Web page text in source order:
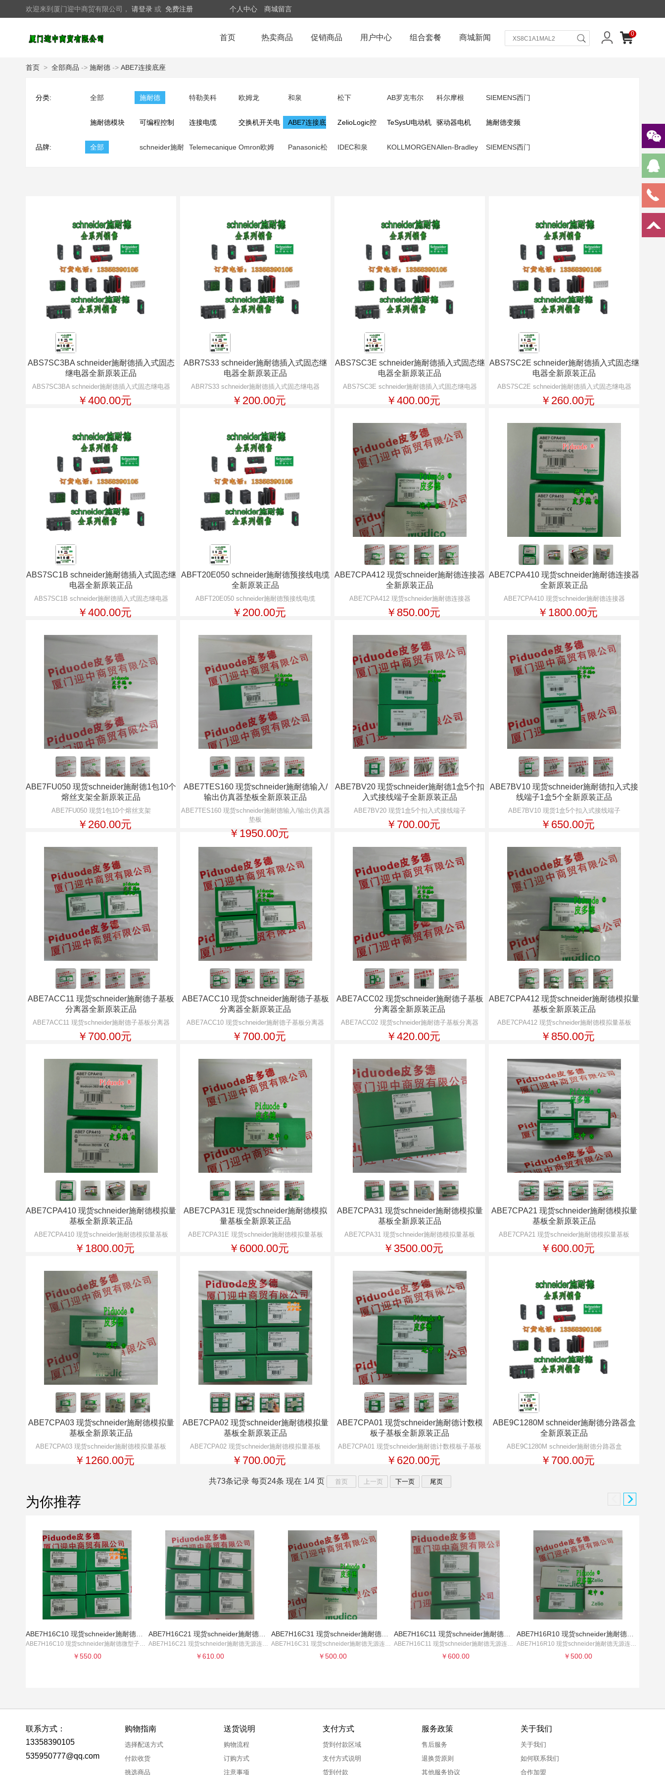
欢迎来到厦门迎中商贸有限公司， 请登录 或 免费注册 个人中心 商城留言
0
首页 热卖商品 促销商品 用户中心 组合套餐 商城新闻
首页 > 全部商品 -> 施耐德 -> ABE7连接底座
分类: 全部 施耐德 特勒美科 欧姆龙 和泉 松下 AB罗克韦尔 科尔摩根 SIEMENS西门
子
施耐德模块 可编程控制
器
连接电缆 交换机开关电
源
ABE7连接底
座
ZelioLogic控
制器
TeSysU电动机
起动器
驱动器电机 施耐德变频
器
品牌: 全部 schneider施耐 Telemecanique Omron欧姆 Panasonic松 IDEC和泉 KOLLMORGENAllen-Bradley SIEMENS西门
ABS7SC3BA schneider施耐德插入式固态
继电器全新原装正品
ABS7SC3BA schneider施耐德插入式固态继电器
￥400.00元
ABR7S33 schneider施耐德插入式固态继
电器全新原装正品
ABR7S33 schneider施耐德插入式固态继电器
￥200.00元
ABS7SC3E schneider施耐德插入式固态继
电器全新原装正品
ABS7SC3E schneider施耐德插入式固态继电器
￥400.00元
ABS7SC2E schneider施耐德插入式固态继
电器全新原装正品
ABS7SC2E schneider施耐德插入式固态继电器
￥260.00元
ABS7SC1B schneider施耐德插入式固态继
电器全新原装正品
ABS7SC1B schneider施耐德插入式固态继电器
￥400.00元
ABFT20E050 schneider施耐德预接线电缆
全新原装正品
ABFT20E050 schneider施耐德预接线电缆
￥200.00元
ABE7CPA412 现货schneider施耐德连接器
全新原装正品
ABE7CPA412 现货schneider施耐德连接器
￥850.00元
ABE7CPA410 现货schneider施耐德连接器
全新原装正品
ABE7CPA410 现货schneider施耐德连接器
￥1800.00元
ABE7FU050 现货schneider施耐德1包10个
熔丝支架全新原装正品
ABE7FU050 现货1包10个熔丝支架
￥260.00元
ABE7TES160 现货schneider施耐德输入/
输出仿真器垫板全新原装正品
ABE7TES160 现货schneider施耐德输入/输出仿真器
垫板
￥1950.00元
ABE7BV20 现货schneider施耐德1盒5个扣
入式接线端子全新原装正品
ABE7BV20 现货1盒5个扣入式接线端子
￥700.00元
ABE7BV10 现货schneider施耐德扣入式接
线端子1盒5个全新原装正品
ABE7BV10 现货1盒5个扣入式接线端子
￥650.00元
ABE7ACC11 现货schneider施耐德子基板
分离器全新原装正品
ABE7ACC11 现货schneider施耐德子基板分离器
￥700.00元
ABE7ACC10 现货schneider施耐德子基板
分离器全新原装正品
ABE7ACC10 现货schneider施耐德子基板分离器
￥700.00元
ABE7ACC02 现货schneider施耐德子基板
分离器全新原装正品
ABE7ACC02 现货schneider施耐德子基板分离器
￥420.00元
ABE7CPA412 现货schneider施耐德模拟量
基板全新原装正品
ABE7CPA412 现货schneider施耐德模拟量基板
￥850.00元
ABE7CPA410 现货schneider施耐德模拟量
基板全新原装正品
ABE7CPA410 现货schneider施耐德模拟量基板
￥1800.00元
ABE7CPA31E 现货schneider施耐德模拟
量基板全新原装正品
ABE7CPA31E 现货schneider施耐德模拟量基板
￥6000.00元
ABE7CPA31 现货schneider施耐德模拟量
基板全新原装正品
ABE7CPA31 现货schneider施耐德模拟量基板
￥3500.00元
ABE7CPA21 现货schneider施耐德模拟量
基板全新原装正品
ABE7CPA21 现货schneider施耐德模拟量基板
￥600.00元
ABE7CPA03 现货schneider施耐德模拟量
基板全新原装正品
ABE7CPA03 现货schneider施耐德模拟量基板
￥1260.00元
ABE7CPA02 现货schneider施耐德模拟量
基板全新原装正品
ABE7CPA02 现货schneider施耐德模拟量基板
￥700.00元
ABE7CPA01 现货schneider施耐德计数模
板子基板全新原装正品
ABE7CPA01 现货schneider施耐德计数模板子基板
￥620.00元
ABE9C1280M schneider施耐德分路器盒
全新原装正品
ABE9C1280M schneider施耐德分路器盒
￥700.00元
共73条记录 每页24条 现在 1/4 页
为你推荐
ABE7H16C10 现货schneider施耐德微型子基板
￥550.00
ABE7H16C21 现货schneider施耐德无源连接底座
￥610.00
ABE7H16C31 现货schneider施耐德无源连接底座
￥500.00
ABE7H16C11 现货schneider施耐德无源连接底座
￥600.00
ABE7H16R10 现货schneider施耐德无源连接底座
￥500.00
联系方式：
13358390105
535950777@qq.com
购物指南
选择配送方式
付款收货
挑选商品
送货说明
购物流程
订购方式
注意事项
支付方式
货到付款区域
支付方式说明
货到付款
服务政策
售后服务
退换货原则
其他服务协议
关于我们
关于我们
如何联系我们
合作加盟